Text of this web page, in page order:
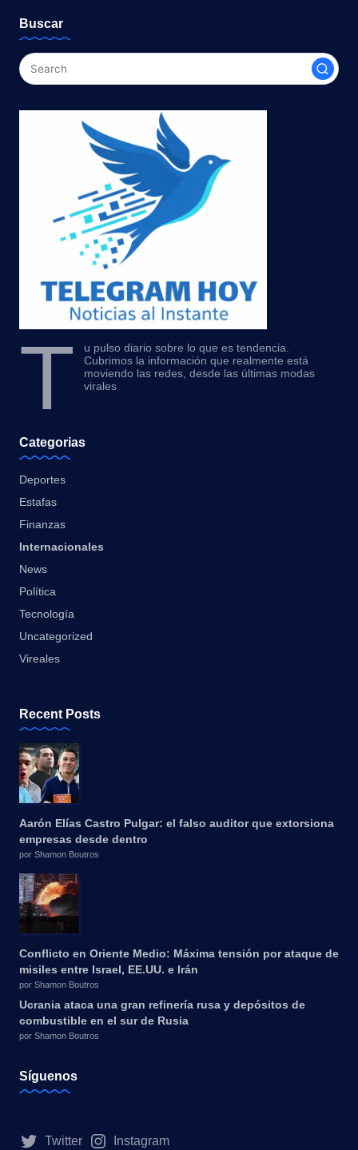
Buscar
T
u pulso diario sobre lo que es tendencia.
Cubrimos la información que realmente está
moviendo las redes, desde las últimas modas
virales
Categorias
Deportes
Estafas
Finanzas
Internacionales
News
Política
Tecnología
Uncategorized
Vireales
Recent Posts
Aarón Elías Castro Pulgar: el falso auditor que extorsiona
empresas desde dentro
por Shamon Boutros
Conflicto en Oriente Medio: Máxima tensión por ataque de
misiles entre Israel, EE.UU. e Irán
por Shamon Boutros
Ucrania ataca una gran refinería rusa y depósitos de
combustible en el sur de Rusia
por Shamon Boutros
Síguenos
Twitter Instagram